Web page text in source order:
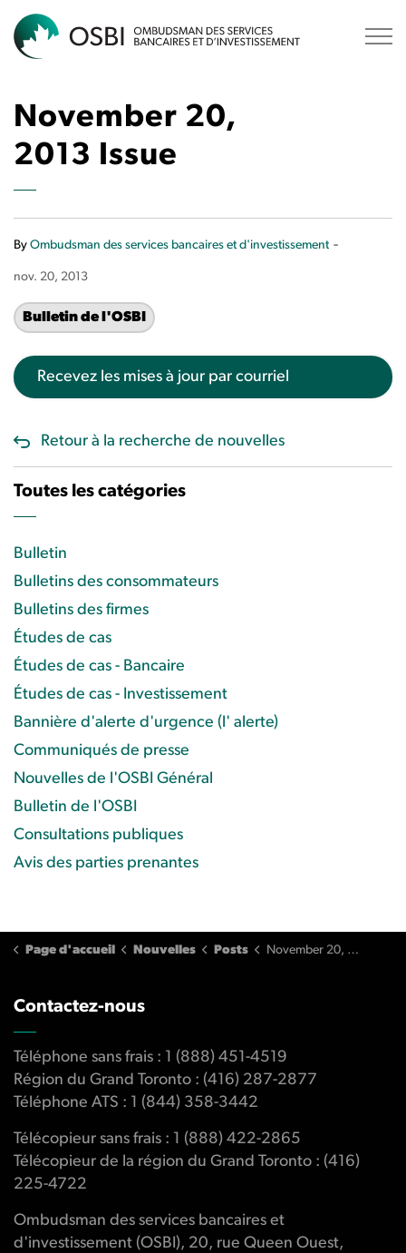
November 20,
2013 Issue
By Ombudsman des services bancaires et d'investissement -
nov. 20, 2013
Bulletin de l'OSBI
Recevez les mises à jour par courriel
Retour à la recherche de nouvelles
Toutes les catégories
Bulletin
Bulletins des consommateurs
Bulletins des firmes
Études de cas
Études de cas - Bancaire
Études de cas - Investissement
Bannière d'alerte d'urgence (l' alerte)
Communiqués de presse
Nouvelles de l'OSBI Général
Bulletin de l'OSBI
Consultations publiques
Avis des parties prenantes
Page d'accueil Nouvelles Posts November 20, 2013 Issue
Contactez-nous
Téléphone sans frais : 1 (888) 451-4519
Région du Grand Toronto : (416) 287-2877
Téléphone ATS : 1 (844) 358-3442
Télécopieur sans frais : 1 (888) 422-2865
Télécopieur de la région du Grand Toronto : (416)
225-4722
Ombudsman des services bancaires et
d'investissement (OSBI), 20, rue Queen Ouest,